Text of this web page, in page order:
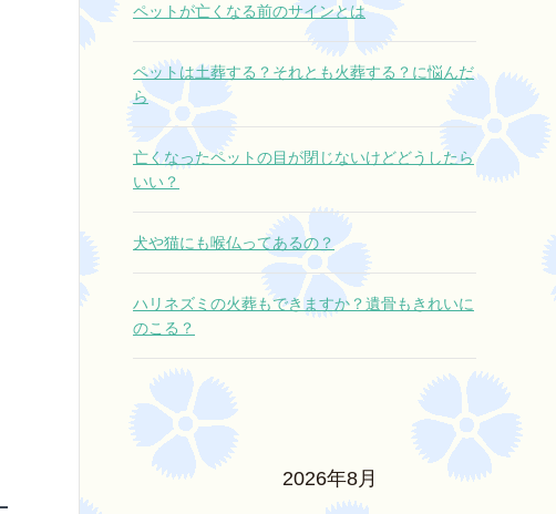
ペットが亡くなる前のサインとは
ペットは土葬する？それとも火葬する？に悩んだ
ら
亡くなったペットの目が閉じないけどどうしたら
いい？
犬や猫にも喉仏ってあるの？
ハリネズミの火葬もできますか？遺骨もきれいに
のこる？
2026年8月